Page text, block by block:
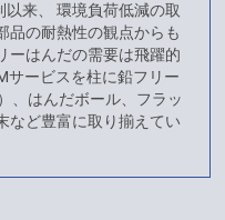
来、 環境負荷低減の取
品の耐熱性の観点からも
ーはんだの需要は飛躍的
サービスを柱に鉛フリー
、はんだボール、フラッ
など豊富に取り揃えてい